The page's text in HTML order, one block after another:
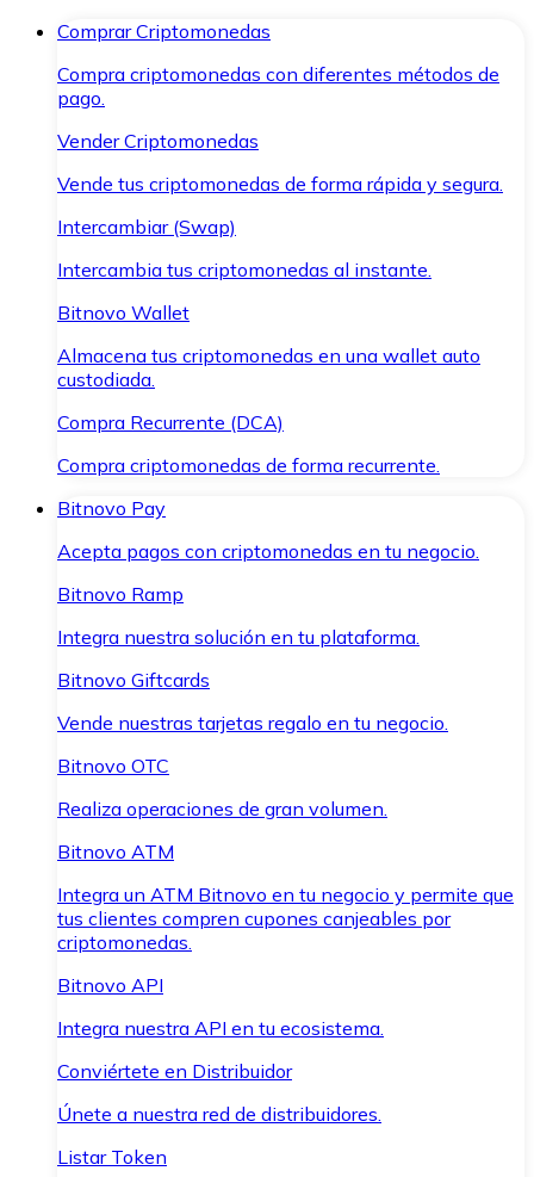
Comprar Criptomonedas
Compra criptomonedas con diferentes métodos de
pago.
Vender Criptomonedas
Vende tus criptomonedas de forma rápida y segura.
Intercambiar (Swap)
Intercambia tus criptomonedas al instante.
Bitnovo Wallet
Almacena tus criptomonedas en una wallet auto
custodiada.
Compra Recurrente (DCA)
Compra criptomonedas de forma recurrente.
Bitnovo Pay
Acepta pagos con criptomonedas en tu negocio.
Bitnovo Ramp
Integra nuestra solución en tu plataforma.
Bitnovo Giftcards
Vende nuestras tarjetas regalo en tu negocio.
Bitnovo OTC
Realiza operaciones de gran volumen.
Bitnovo ATM
Integra un ATM Bitnovo en tu negocio y permite que
tus clientes compren cupones canjeables por
criptomonedas.
Bitnovo API
Integra nuestra API en tu ecosistema.
Conviértete en Distribuidor
Únete a nuestra red de distribuidores.
Listar Token